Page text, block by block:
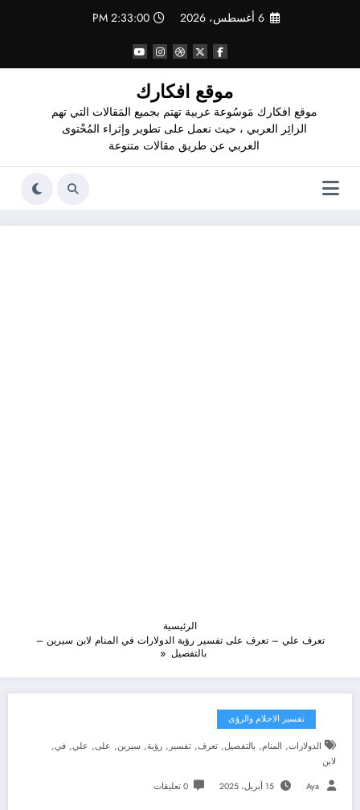
6 أغسطس، 2026 2:33:01 PM
موقع افكارك
موقع افكارك مَوسُوعة عربية تهتم بجميع المَقالات التي تهم
الزائِر العربي ، حيث نعمل على تطوير وإثراء المُحْتوى
العربي عن طريق مقالات متنوعة
الرئيسية
تعرف علي – تعرف على تفسير رؤية الدولارات في المنام لابن سيرين –
بالتفصيل
تفسير الاحلام والرؤى
الدولارات, المنام, بالتفصيل, تعرف, تفسير , رؤية, سيرين, على, علي, في,
لابن
Aya 15 أبريل، 2025 0 تعليقات